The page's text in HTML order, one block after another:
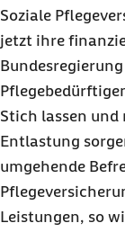
Soziale
jetzt ihre
Stich lassen
Entlastung
umgehende
Leistungen, so